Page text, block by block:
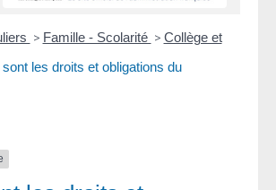
> Famille - Scolarité > Collège et
les droits et obligations du